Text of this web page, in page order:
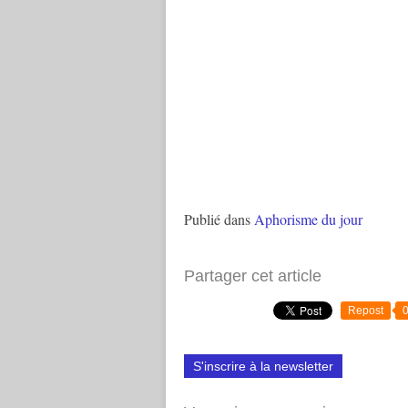
Publié dans Aphorisme du jour
Partager cet article
Repost 0
S'inscrire à la newsletter